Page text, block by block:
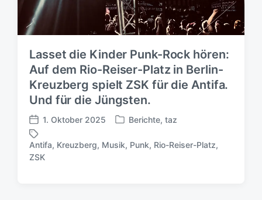
Lasset die Kinder Punk-Rock hören:
Auf dem Rio-Reiser-Platz in Berlin-
Kreuzberg spielt ZSK für die Antifa.
Und für die Jüngsten.
V
e
r
ö
1. Oktober 2025
V
r
Berichte, taz
S
c
Antifa, Kreuzberg, Musik, Punk, Rio-Reiser-Platz,
ZSK